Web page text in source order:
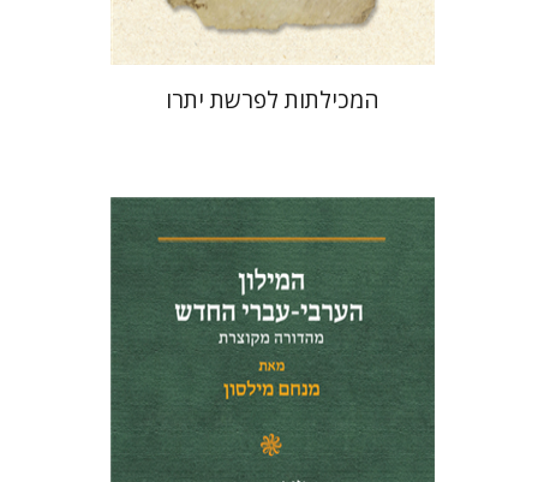
המכילתות לפרשת יתרו
מנחם מילסון